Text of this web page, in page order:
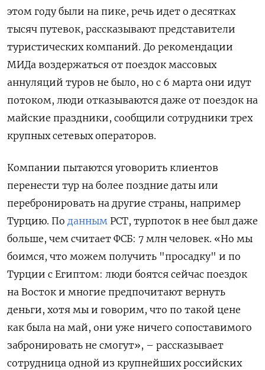
этом году были на пике, речь идет о десятках
тысяч путевок, рассказывают представители
туристических компаний. До рекомендации
МИДа воздержаться от поездок массовых
аннуляций туров не было, но с 6 марта они идут
потоком, люди отказываются даже от поездок на
майские праздники, сообщили сотрудники трех
крупных сетевых операторов.
Компании пытаются уговорить клиентов
перенести тур на более поздние даты или
перебронировать на другие страны, например
Турцию. По данным РСТ, турпоток в нее был даже
больше, чем считает ФСБ: 7 млн человек. «Но мы
боимся, что можем получить "просадку" и по
Турции с Египтом: люди боятся сейчас поездок
на Восток и многие предпочитают вернуть
деньги, хотя мы и говорим, что по такой цене
как была на май, они уже ничего сопоставимого
забронировать не смогут», – рассказывает
сотрудница одной из крупнейших российских